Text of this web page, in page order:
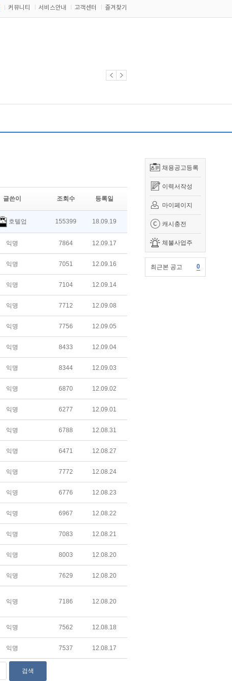
커뮤니티 서비스안내 고객센터 즐겨찾기
채용공고등록
이력서작성
마이페이지
캐시충전
체불사업주
최근본 공고 0
글쓴이 조회수 등록일
호텔업 155399 18.09.19
익명 7864 12.09.17
익명 7051 12.09.16
익명 7104 12.09.14
익명 7712 12.09.08
익명 7756 12.09.05
익명 8433 12.09.04
익명 8344 12.09.03
익명 6870 12.09.02
익명 6277 12.09.01
익명 6788 12.08.31
익명 6471 12.08.27
익명 7772 12.08.24
익명 6776 12.08.23
익명 6967 12.08.22
익명 7083 12.08.21
익명 8003 12.08.20
익명 7629 12.08.20
익명 7186 12.08.20
익명 7562 12.08.18
익명 7537 12.08.17